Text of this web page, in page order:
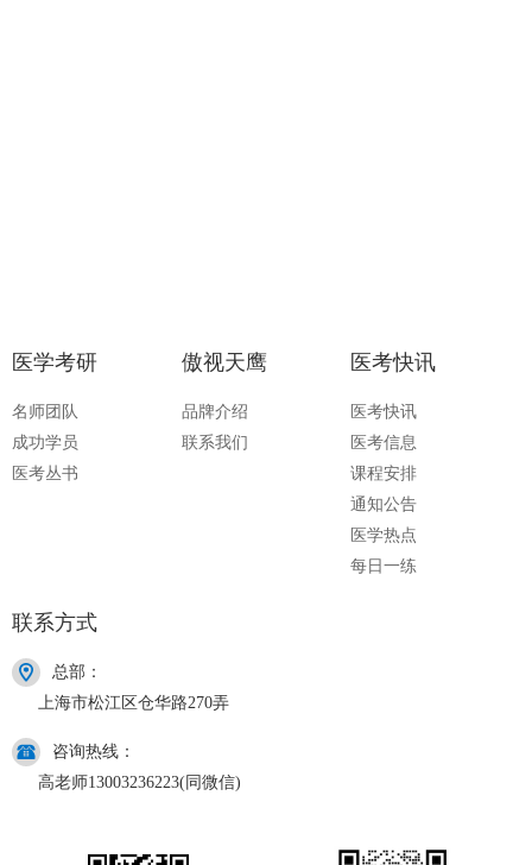
医学考研
名师团队
成功学员
医考丛书
傲视天鹰
品牌介绍
联系我们
医考快讯
医考快讯
医考信息
课程安排
通知公告
医学热点
每日一练
联系方式
总部：
上海市松江区仓华路270弄
咨询热线：
高老师13003236223(同微信)